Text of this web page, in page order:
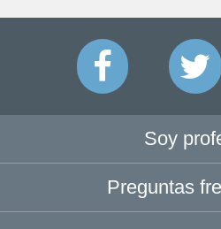
Soy
Preguntas